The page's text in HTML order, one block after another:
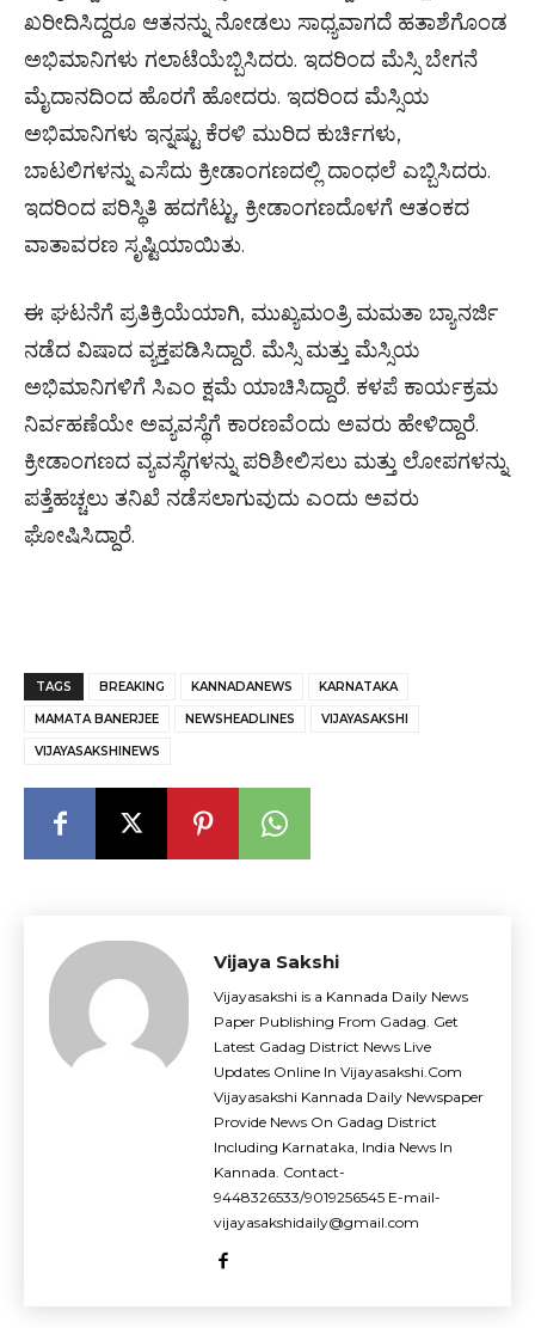
ಖರೀದಿಸಿದ್ದರೂ ಆತನನ್ನು ನೋಡಲು ಸಾಧ್ಯವಾಗದೆ ಹತಾಶೆಗೊಂಡ
ಅಭಿಮಾನಿಗಳು ಗಲಾಟೆಯೆಬ್ಬಿಸಿದರು. ಇದರಿಂದ ಮೆಸ್ಸಿ ಬೇಗನೆ
ಮೈದಾನದಿಂದ ಹೊರಗೆ ಹೋದರು. ಇದರಿಂದ ಮೆಸ್ಸಿಯ
ಅಭಿಮಾನಿಗಳು ಇನ್ನಷ್ಟು ಕೆರಳಿ ಮುರಿದ ಕುರ್ಚಿಗಳು,
ಬಾಟಲಿಗಳನ್ನು ಎಸೆದು ಕ್ರೀಡಾಂಗಣದಲ್ಲಿ ದಾಂಧಲೆ ಎಬ್ಬಿಸಿದರು.
ಇದರಿಂದ ಪರಿಸ್ಥಿತಿ ಹದಗೆಟ್ಟು, ಕ್ರೀಡಾಂಗಣದೊಳಗೆ ಆತಂಕದ
ವಾತಾವರಣ ಸೃಷ್ಟಿಯಾಯಿತು.
ಈ ಘಟನೆಗೆ ಪ್ರತಿಕ್ರಿಯೆಯಾಗಿ, ಮುಖ್ಯಮಂತ್ರಿ ಮಮತಾ ಬ್ಯಾನರ್ಜಿ
ನಡೆದ ವಿಷಾದ ವ್ಯಕ್ತಪಡಿಸಿದ್ದಾರೆ. ಮೆಸ್ಸಿ ಮತ್ತು ಮೆಸ್ಸಿಯ
ಅಭಿಮಾನಿಗಳಿಗೆ ಸಿಎಂ ಕ್ಷಮೆ ಯಾಚಿಸಿದ್ದಾರೆ. ಕಳಪೆ ಕಾರ್ಯಕ್ರಮ
ನಿರ್ವಹಣೆಯೇ ಅವ್ಯವಸ್ಥೆಗೆ ಕಾರಣವೆಂದು ಅವರು ಹೇಳಿದ್ದಾರೆ.
ಕ್ರೀಡಾಂಗಣದ ವ್ಯವಸ್ಥೆಗಳನ್ನು ಪರಿಶೀಲಿಸಲು ಮತ್ತು ಲೋಪಗಳನ್ನು
ಪತ್ತೆಹಚ್ಚಲು ತನಿಖೆ ನಡೆಸಲಾಗುವುದು ಎಂದು ಅವರು
ಘೋಷಿಸಿದ್ದಾರೆ.
TAGS BREAKING KANNADANEWS KARNATAKA
MAMATA BANERJEE NEWSHEADLINES VIJAYASAKSHI
VIJAYASAKSHINEWS
Vijaya Sakshi
Vijayasakshi is a Kannada Daily News
Paper Publishing From Gadag. Get
Latest Gadag District News Live
Updates Online In Vijayasakshi.Com
Vijayasakshi Kannada Daily Newspaper
Provide News On Gadag District
Including Karnataka, India News In
Kannada. Contact-
9448326533/9019256545 E-mail-
vijayasakshidaily@gmail.com